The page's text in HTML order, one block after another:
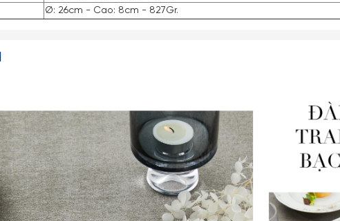
Ø: 26cm - Cao: 8cm - 827Gr.